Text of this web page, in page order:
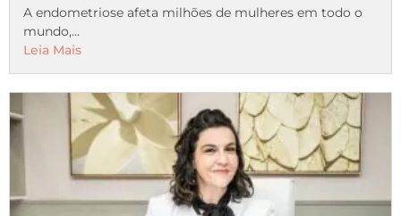
A endometriose afeta milhões de mulheres em todo o
mundo,...
Leia Mais